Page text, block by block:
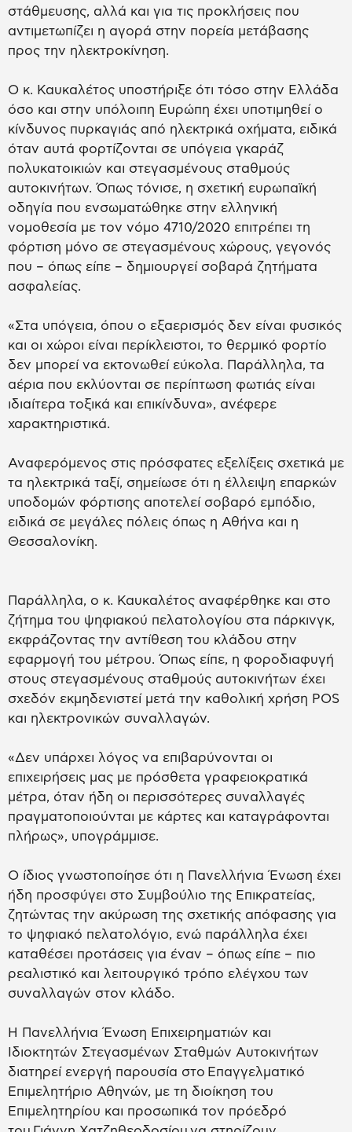
στάθμευσης, αλλά και για τις προκλήσεις που
αντιμετωπίζει η αγορά στην πορεία μετάβασης
προς την ηλεκτροκίνηση.
Ο κ. Καυκαλέτος υποστήριξε ότι τόσο στην Ελλάδα
όσο και στην υπόλοιπη Ευρώπη έχει υποτιμηθεί ο
κίνδυνος πυρκαγιάς από ηλεκτρικά οχήματα, ειδικά
όταν αυτά φορτίζονται σε υπόγεια γκαράζ
πολυκατοικιών και στεγασμένους σταθμούς
αυτοκινήτων. Όπως τόνισε, η σχετική ευρωπαϊκή
οδηγία που ενσωματώθηκε στην ελληνική
νομοθεσία με τον νόμο 4710/2020 επιτρέπει τη
φόρτιση μόνο σε στεγασμένους χώρους, γεγονός
που – όπως είπε – δημιουργεί σοβαρά ζητήματα
ασφαλείας.
«Στα υπόγεια, όπου ο εξαερισμός δεν είναι φυσικός
και οι χώροι είναι περίκλειστοι, το θερμικό φορτίο
δεν μπορεί να εκτονωθεί εύκολα. Παράλληλα, τα
αέρια που εκλύονται σε περίπτωση φωτιάς είναι
ιδιαίτερα τοξικά και επικίνδυνα», ανέφερε
χαρακτηριστικά.
Αναφερόμενος στις πρόσφατες εξελίξεις σχετικά με
τα ηλεκτρικά ταξί, σημείωσε ότι η έλλειψη επαρκών
υποδομών φόρτισης αποτελεί σοβαρό εμπόδιο,
ειδικά σε μεγάλες πόλεις όπως η Αθήνα και η
Θεσσαλονίκη.
Παράλληλα, ο κ. Καυκαλέτος αναφέρθηκε και στο
ζήτημα του ψηφιακού πελατολογίου στα πάρκινγκ,
εκφράζοντας την αντίθεση του κλάδου στην
εφαρμογή του μέτρου. Όπως είπε, η φοροδιαφυγή
στους στεγασμένους σταθμούς αυτοκινήτων έχει
σχεδόν εκμηδενιστεί μετά την καθολική χρήση POS
και ηλεκτρονικών συναλλαγών.
«Δεν υπάρχει λόγος να επιβαρύνονται οι
επιχειρήσεις μας με πρόσθετα γραφειοκρατικά
μέτρα, όταν ήδη οι περισσότερες συναλλαγές
πραγματοποιούνται με κάρτες και καταγράφονται
πλήρως», υπογράμμισε.
Ο ίδιος γνωστοποίησε ότι η Πανελλήνια Ένωση έχει
ήδη προσφύγει στο Συμβούλιο της Επικρατείας,
ζητώντας την ακύρωση της σχετικής απόφασης για
το ψηφιακό πελατολόγιο, ενώ παράλληλα έχει
καταθέσει προτάσεις για έναν – όπως είπε – πιο
ρεαλιστικό και λειτουργικό τρόπο ελέγχου των
συναλλαγών στον κλάδο.
Η Πανελλήνια Ένωση Επιχειρηματιών και
Ιδιοκτητών Στεγασμένων Σταθμών Αυτοκινήτων
διατηρεί ενεργή παρουσία στο Επαγγελματικό
Επιμελητήριο Αθηνών, με τη διοίκηση του
Επιμελητηρίου και προσωπικά τον πρόεδρό